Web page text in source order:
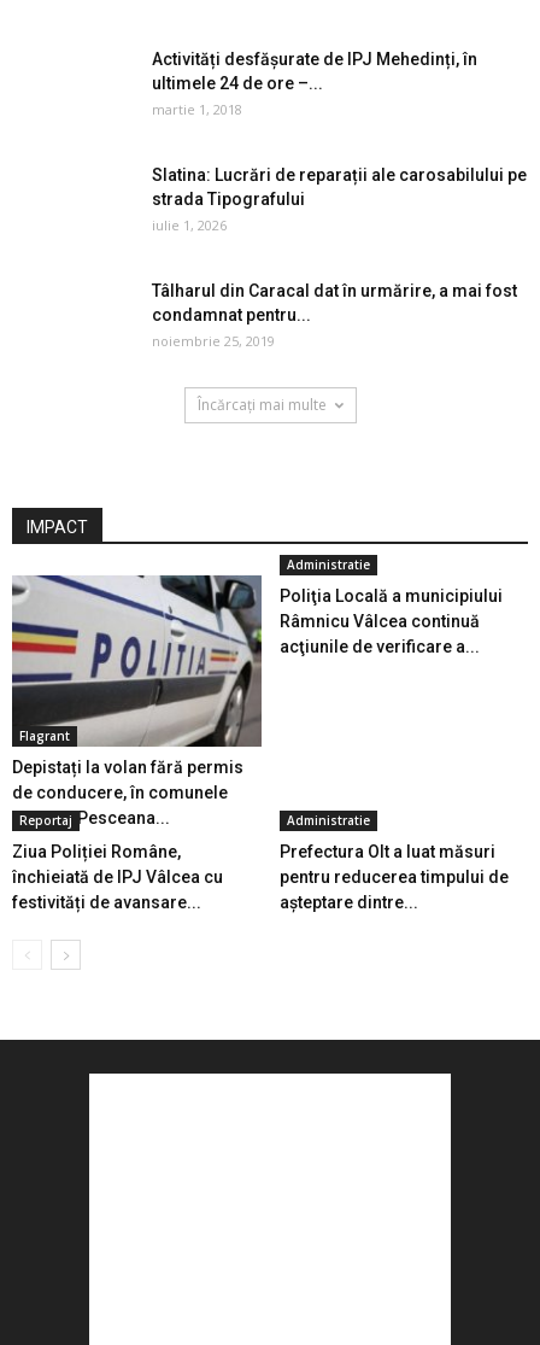
Activități desfășurate de IPJ Mehedinți, în
ultimele 24 de ore –...
martie 1, 2018
Slatina: Lucrări de reparații ale carosabilului pe
strada Tipografului
iulie 1, 2026
Tâlharul din Caracal dat în urmărire, a mai fost
condamnat pentru...
noiembrie 25, 2019
Încărcați mai multe
IMPACT
Flagrant
Depistați la volan fără permis
de conducere, în comunele
vâlcene Pesceana...
Administratie
Poliţia Locală a municipiului
Râmnicu Vâlcea continuă
acţiunile de verificare a...
Reportaj
Ziua Poliției Române,
închieiată de IPJ Vâlcea cu
festivități de avansare...
Administratie
Prefectura Olt a luat măsuri
pentru reducerea timpului de
așteptare dintre...